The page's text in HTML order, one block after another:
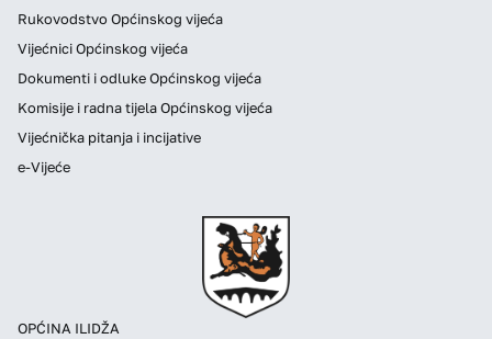
OPĆINA ILIDŽA
Rukovodstvo Općinskog vijeća
Vijećnici Općinskog vijeća
Dokumenti i odluke Općinskog vijeća
Komisije i radna tijela Općinskog vijeća
Vijećnička pitanja i incijative
e-Vijeće